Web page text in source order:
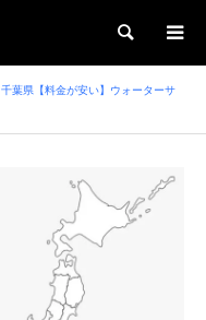
検索
千葉県【料金が安い】ウォーターサ